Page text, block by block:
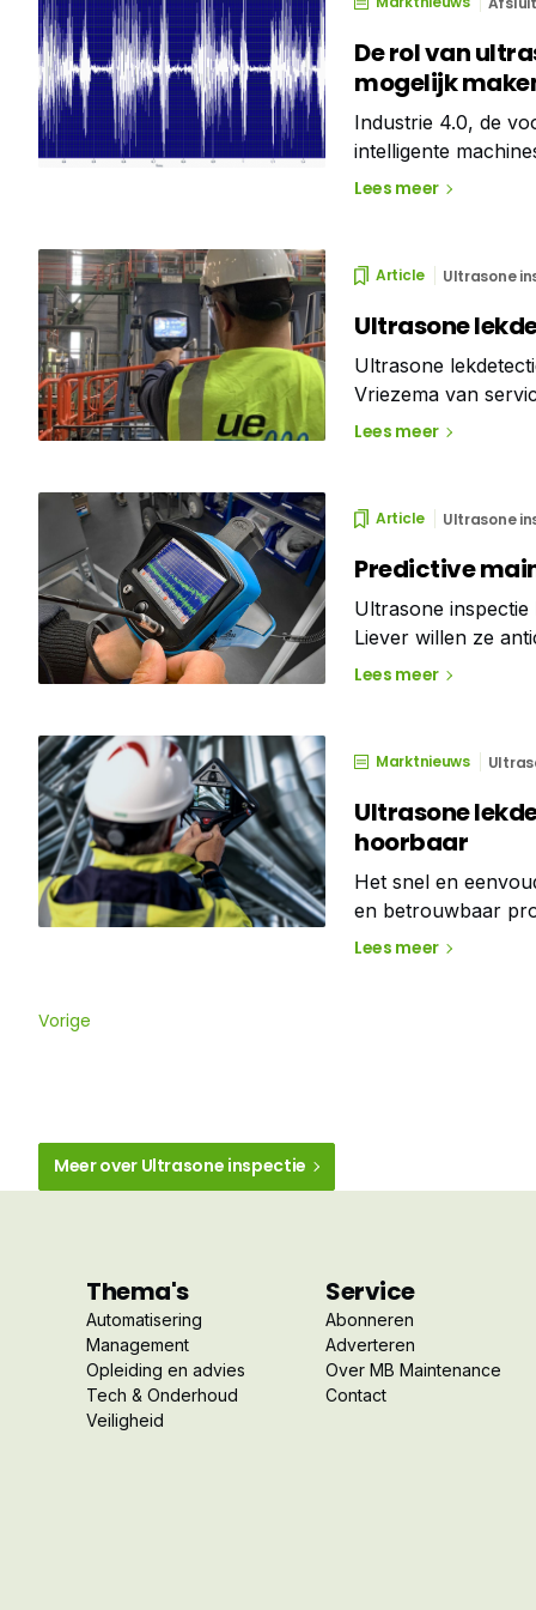
De rol van
mogelijk
Industrie 4.0, de
intelligente
Onderhoud 4.0 zal
Lees meer
Article Ultrasone
Ultrasone
Ultrasone
Vriezema van
lekdetectiecamera,
Lees meer
Article Ultrasone
Predictive
Ultrasone
Liever willen ze
gaat en ze dan op
Lees meer
Marktnieuws
Ultrasone
hoorbaar
Het snel en
en betrouwbaar
zijn. Kleine lekken
Lees meer
Vorige
Meer over Ultrasone inspectie
Thema's
Automatisering
Management
Opleiding en advies
Tech & Onderhoud
Veiligheid
Service
Abonneren
Adverteren
Over MB Maintenance
Contact